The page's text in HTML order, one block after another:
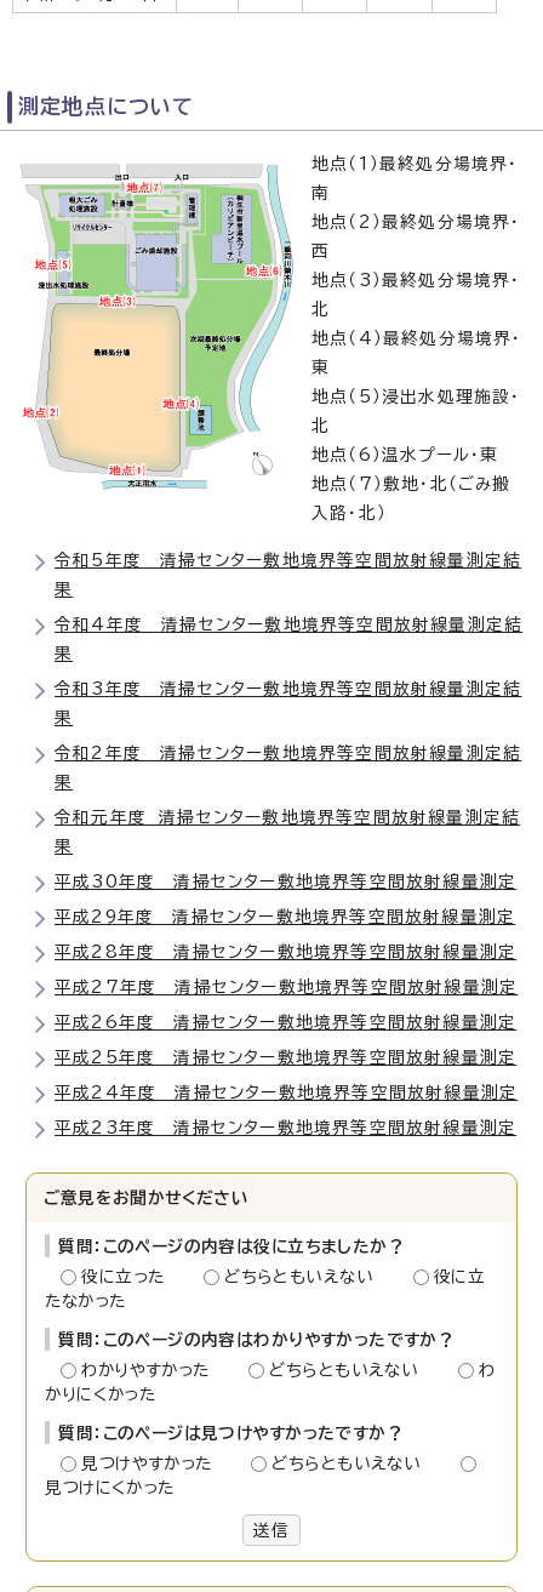
測定地点について
地点（1）最終処分場境界・
南
地点（2）最終処分場境界・
西
地点（3）最終処分場境界・
北
地点（4）最終処分場境界・
東
地点（5）浸出水処理施設・
北
地点（6）温水プール・東
地点（7）敷地・北（ごみ搬
入路・北）
令和5年度 清掃センター敷地境界等空間放射線量測定結
果
令和4年度 清掃センター敷地境界等空間放射線量測定結
果
令和3年度 清掃センター敷地境界等空間放射線量測定結
果
令和2年度 清掃センター敷地境界等空間放射線量測定結
果
令和元年度 清掃センター敷地境界等空間放射線量測定結
果
平成30年度 清掃センター敷地境界等空間放射線量測定
平成29年度 清掃センター敷地境界等空間放射線量測定
平成28年度 清掃センター敷地境界等空間放射線量測定
平成27年度 清掃センター敷地境界等空間放射線量測定
平成26年度 清掃センター敷地境界等空間放射線量測定
平成25年度 清掃センター敷地境界等空間放射線量測定
平成24年度 清掃センター敷地境界等空間放射線量測定
平成23年度 清掃センター敷地境界等空間放射線量測定
ご意見をお聞かせください
質問：このページの内容は役に立ちましたか？
役に立った
どちらともいえない
役に立
たなかった
質問：このページの内容はわかりやすかったですか？
わかりやすかった
どちらともいえない
わ
かりにくかった
質問：このページは見つけやすかったですか？
見つけやすかった
どちらともいえない
見つけにくかった
送信